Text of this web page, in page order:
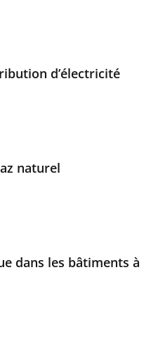
d’électricité
naturel
dans les bâtiments à